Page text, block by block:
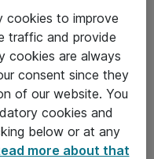
cookies to improve
traffic and provide
cookies are always
consent since they
of our website. You
cookies and
below or at any
more about that